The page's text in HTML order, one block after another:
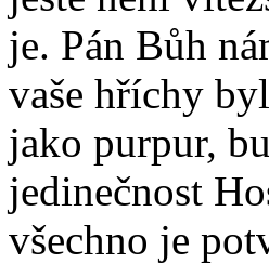
je. Pán Bůh
vaše hříchy
jako purpur,
jedinečnost
všechno je